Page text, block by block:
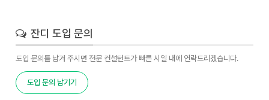
잔디 도입 문의
도입 문의를 남겨 주시면 전문 컨설턴트가 빠른 시일 내에 연락드리겠습니다.
도입 문의 남기기